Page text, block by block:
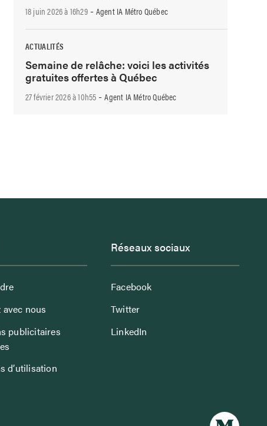
18 juin 2026 à 16h29-Agent IA Métro Québec
ACTUALITÉS
Semaine de relâche: voici les activités
gratuites offertes à Québec
27 février 2026 à 10h55 -Agent IA Métro Québec
nous
publicitaires
d’utilisation
Réseaux sociaux
Facebook
Twitter
LinkedIn